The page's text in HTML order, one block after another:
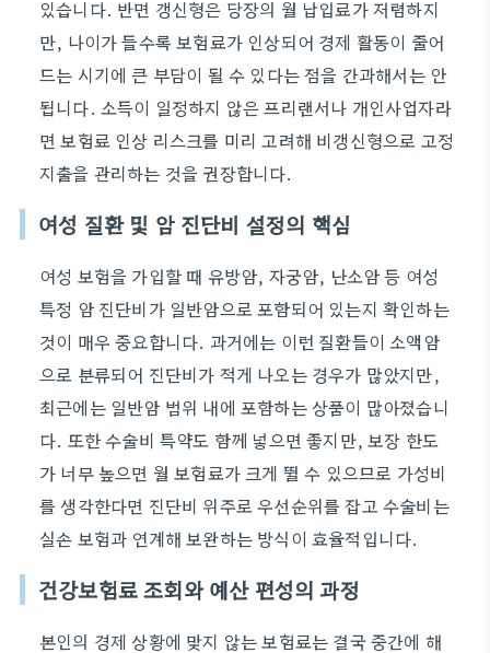
있습니다. 반면 갱신형은 당장의 월 납입료가 저렴하지
만, 나이가 들수록 보험료가 인상되어 경제 활동이 줄어
드는 시기에 큰 부담이 될 수 있다는 점을 간과해서는 안
됩니다. 소득이 일정하지 않은 프리랜서나 개인사업자라
면 보험료 인상 리스크를 미리 고려해 비갱신형으로 고정
지출을 관리하는 것을 권장합니다.
여성 질환 및 암 진단비 설정의 핵심
여성 보험을 가입할 때 유방암, 자궁암, 난소암 등 여성
특정 암 진단비가 일반암으로 포함되어 있는지 확인하는
것이 매우 중요합니다. 과거에는 이런 질환들이 소액암
으로 분류되어 진단비가 적게 나오는 경우가 많았지만,
최근에는 일반암 범위 내에 포함하는 상품이 많아졌습니
다. 또한 수술비 특약도 함께 넣으면 좋지만, 보장 한도
가 너무 높으면 월 보험료가 크게 뛸 수 있으므로 가성비
를 생각한다면 진단비 위주로 우선순위를 잡고 수술비는
실손 보험과 연계해 보완하는 방식이 효율적입니다.
건강보험료 조회와 예산 편성의 과정
본인의 경제 상황에 맞지 않는 보험료는 결국 중간에 해